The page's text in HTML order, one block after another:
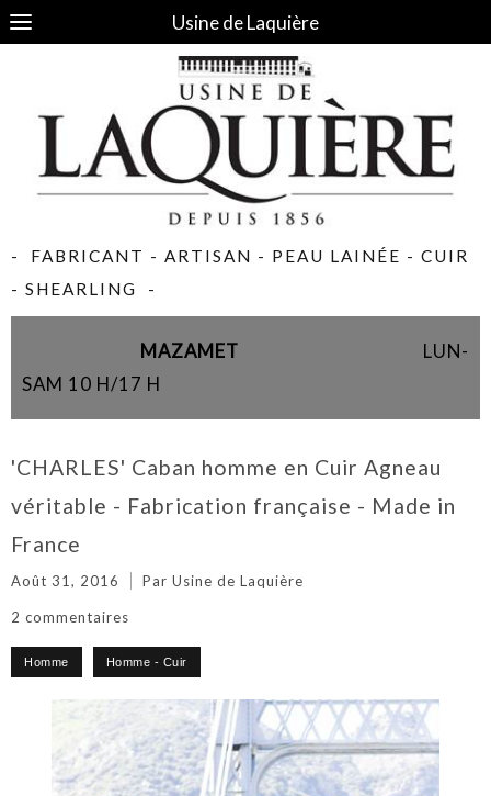
Usine de Laquière
- FABRICANT - ARTISAN - PEAU LAINÉE - CUIR
- SHEARLING -
MAZAMET LUN-
SAM 10 H/17 H
'CHARLES' Caban homme en Cuir Agneau
véritable - Fabrication française - Made in
France
Août 31, 2016 Par Usine de Laquière
2 commentaires